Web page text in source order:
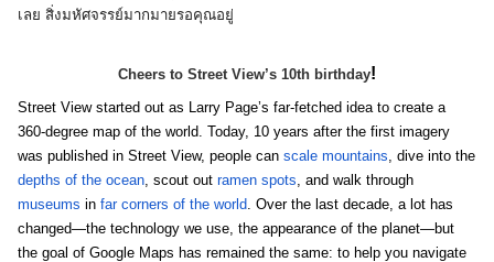
เลย สิ่งมหัศจรรย์มากมายรอคุณอยู่
Cheers to Street View’s 10th birthday!
Street View started out as Larry Page’s far-fetched idea to create a
360-degree map of the world. Today, 10 years after the first imagery
was published in Street View, people can scale mountains
depths of the ocean , scout out ramen spots
museums in far corners of the world . Over the last decade, a lot has
changed—the technology we use, the appearance of the planet—but
the goal of Google Maps has remained the same: to help you navigate